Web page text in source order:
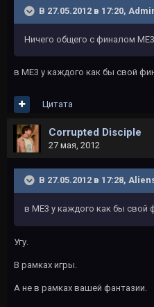
В 27.05.2012 в 17:20,
Ничего общего с финалом
в МЕ3 у каждого как бы свой
Цитата
Corrupted Disciple
27 мая, 2012
В 27.05.2012 в 17:28,
в МЕ3 у каждого как бы свой
Угу.
В рамках игры.
А не в рамках вашей фантазии.